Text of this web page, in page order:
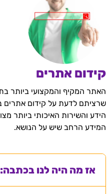
קידום אתרים
האתר המקיף והמקצועי ביותר
שרציתם לדעת על קידום אתרים
הידע והשירות האיכותי ביותר
המידע הרחב שיש על הנושא.
אז מה היה לנו בכתבה: